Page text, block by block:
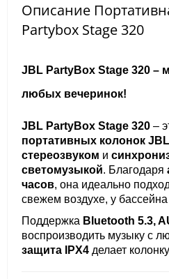
Описание
Partybox Stage 320
JBL PartyBox Stage 320 –
любых вечеринок!
JBL PartyBox Stage 320 –
портативных колонок JBL
стереозвуком и
светомузыкой. Благодаря
часов, она идеально
свежем воздухе, у
Поддержка Bluetooth 5.3,
воспроизводить музыку с
защита IPX4 делает